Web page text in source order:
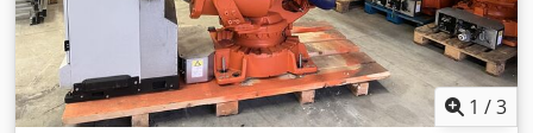
1 /3